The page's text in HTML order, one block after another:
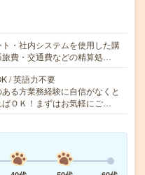
・社内システムを使用した購
費・交通費などの精算処…
/ 英語力不要
る方業務経験に自信がなくと
ばＯＫ！まずはお気軽にご…